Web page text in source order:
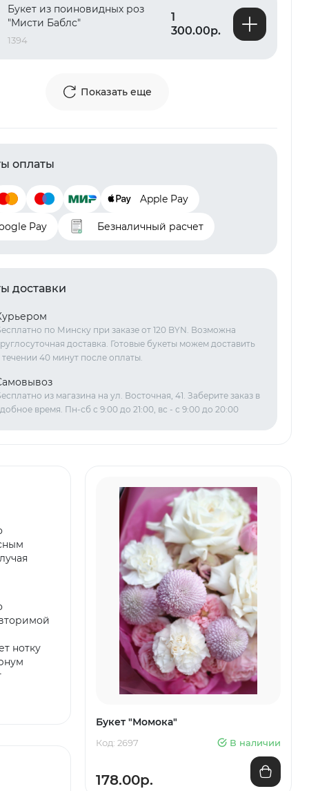
Букет из поиновидных роз
"Мисти Баблс"
1394
1
300.00р.
Показать еще
оплаты
Apple Pay
Pay Безналичный расчет
доставки
по Минску при заказе от 120 BYN. Возможна
доставка. Готовые букеты можем доставить
течении 40 минут после оплаты.
из магазина на ул. Восточная, 41. Заберите заказ в
время. Пн-сб с 9:00 до 21:00, вс - с 9:00 до 20:00
нотку
Букет "Момока"
Код: 2697 В наличии
178.00р.